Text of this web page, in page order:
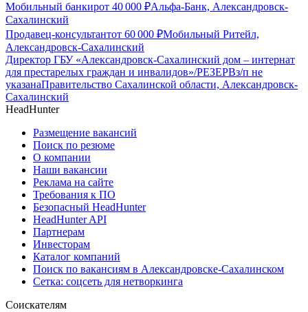
Мобильный банкирот 40 000 ₽Альфа-Банк, Александровск-
Сахалинский
Продавец-консультантот 60 000 ₽Мобильный Ритейл,
Александровск-Сахалинский
Директор ГБУ «Александровск-Сахалинский дом – интернат
для престарелых граждан и инвалидов»/РЕЗЕРВз/п не
указанаПравительство Сахалинской области, Александровск-
Сахалинский
HeadHunter
Размещение вакансий
Поиск по резюме
О компании
Наши вакансии
Реклама на сайте
Требования к ПО
Безопасный HeadHunter
HeadHunter API
Партнерам
Инвесторам
Каталог компаний
Поиск по вакансиям в Александровске-Сахалинском
Сетка: соцсеть для нетворкинга
Соискателям